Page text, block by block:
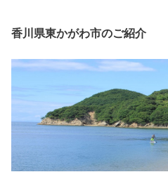
香川県東かがわ市のご紹介